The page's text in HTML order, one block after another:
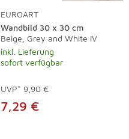
EUROART
Wandbild 30 x 30 cm
Beige, Grey and White IV
inkl. Lieferung
sofort verfügbar
UVP* 9,90 €
7,29 €